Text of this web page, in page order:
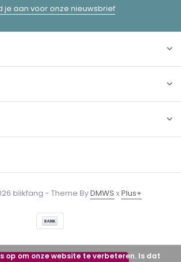
je aan voor onze nieuwsbrief
blikfang - Theme ByDMWS xPlus+
op om onze website te verbeteren. Is dat